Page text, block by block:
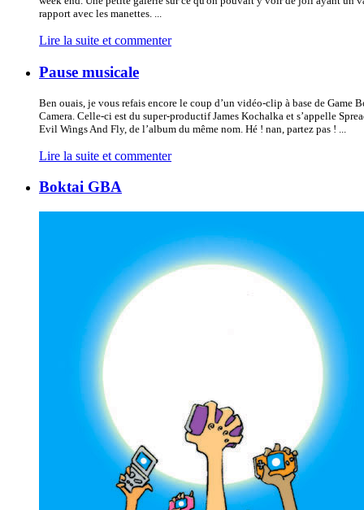
rapport avec les manettes. ...
Lire la suite et commenter
Pause musicale
Ben ouais, je vous refais encore le coup d’un vidéo-clip à base de Game
Camera. Celle-ci est du super-productif James Kochalka et s’appelle
Evil Wings And Fly, de l’album du même nom. Hé ! nan, partez pas ! ...
Lire la suite et commenter
Boktai GBA